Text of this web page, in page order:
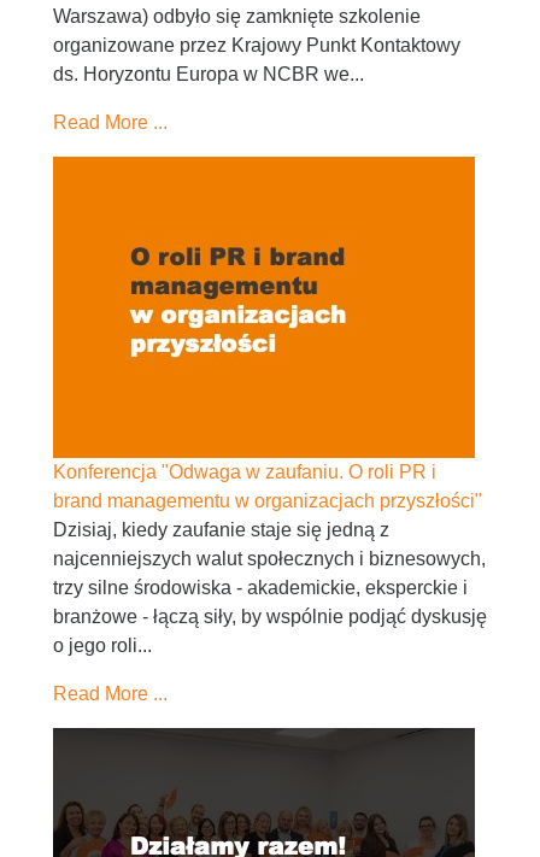
Warszawa) odbyło się zamknięte szkolenie
organizowane przez Krajowy Punkt Kontaktowy
ds. Horyzontu Europa w NCBR we...
Read More ...
Konferencja "Odwaga w zaufaniu. O roli PR i
brand managementu w organizacjach przyszłości"
Dzisiaj, kiedy zaufanie staje się jedną z
najcenniejszych walut społecznych i biznesowych,
trzy silne środowiska - akademickie, eksperckie i
branżowe - łączą siły, by wspólnie podjąć dyskusję
o jego roli...
Read More ...